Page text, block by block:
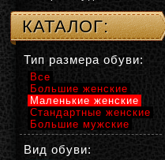
КАТАЛОГ:
Тип размера обуви:
Все
Большие женские
Маленькие женские
Стандартные женские
Большие мужские
Вид обуви: